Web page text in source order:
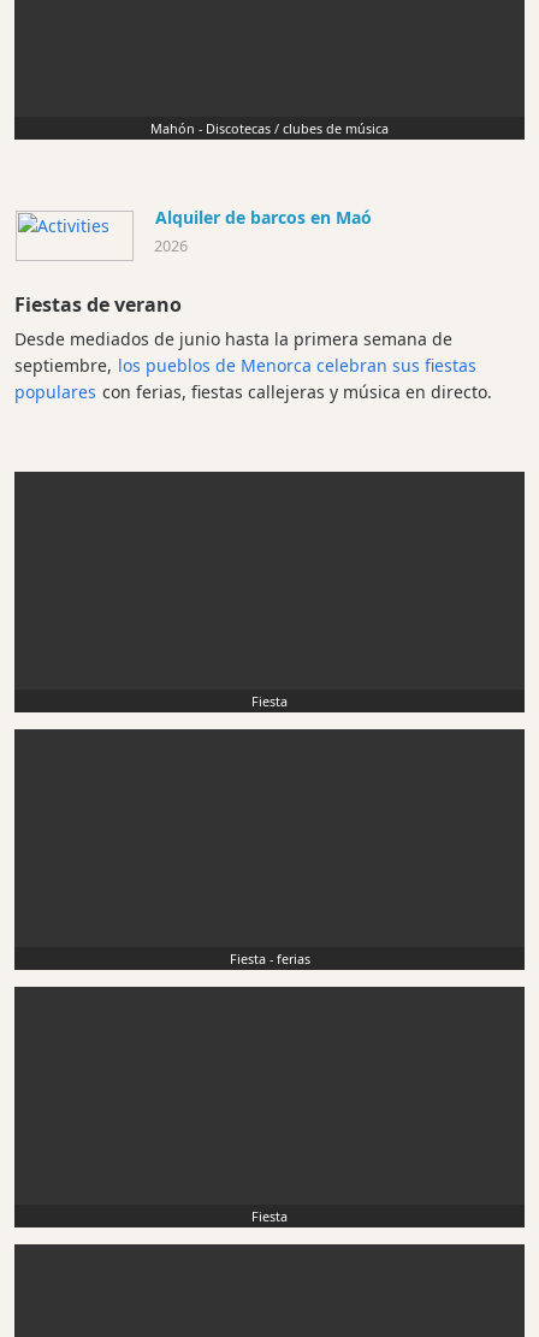
Mahón - Discotecas / clubes de música
Alquiler de barcos en Maó
2026
Fiestas de verano
Desde mediados de junio hasta la primera semana de
septiembre, los pueblos de Menorca celebran sus fiestas
populares con ferias, fiestas callejeras y música en directo.
Fiesta
Fiesta - ferias
Fiesta